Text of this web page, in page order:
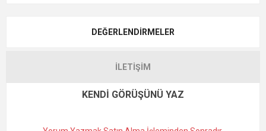
DEĞERLENDIRMELER
İLETIŞIM
KENDI GÖRÜŞÜNÜ YAZ